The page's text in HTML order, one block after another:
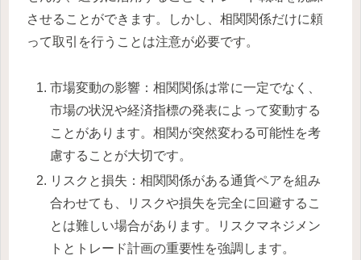
させることができます。
しかし、相関関係だけに頼
って取引を行うことは注意が必要です。
市場変動の影響：相関関係は常に一定でなく、
市場の状況や経済指標の発表によって変動する
ことがあります。相関が突然変わる可能性を考
慮することが大切です。
リスクと損失：相関関係がある通貨ペアを組み
合わせても、リスクや損失を完全に回避するこ
とは難しい場合があります。リスクマネジメン
トとトレード計画の重要性を強調します。